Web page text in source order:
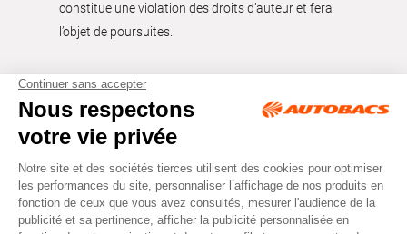
constitue une violation des droits d’auteur et fera
l’objet de poursuites.
Tous droits réservés © Autobacs